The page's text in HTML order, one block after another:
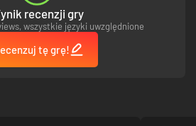
poetic universe in 3D for the first time
(Syberia 2, Fallout, Dragon Age, Prince of
recenzji gry
wszystkie języki uwzględnione
tę grę!